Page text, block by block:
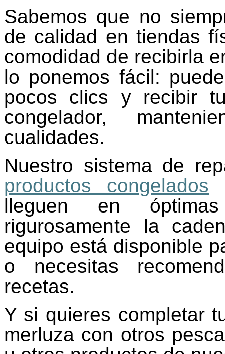
Sabemos que no
de calidad en tiendas
comodidad de recibirla
lo ponemos fácil:
pocos clics y recibir
congelador,
cualidades.
Nuestro sistema de
productos congelados
lleguen en óptimas
rigurosamente la
equipo está disponible
o necesitas
recetas.
Y si quieres completar
merluza con otros